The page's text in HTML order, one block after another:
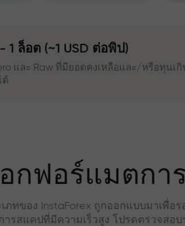
ล็อต (~1 USD ต่อพิป)
และ Raw ที่มียอดคงเหลือและ/หรือทุนเ
ด้
อกฟอร์แมตกา
ภทของ InstaForex ถูกออกแบบมาเพื่อ
ารสแคปที่มีความเร็วสูง โปรดตรวจสอ